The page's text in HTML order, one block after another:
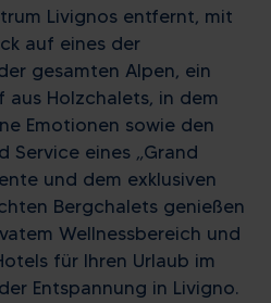
Livignos entfernt, mit
auf eines der
gesamten Alpen, ein
aus Holzchalets, in dem
Emotionen sowie den
Service eines „Grand
und dem exklusiven
Bergchalets genießen
Wellnessbereich und
für Ihren Urlaub im
Entspannung in Livigno.